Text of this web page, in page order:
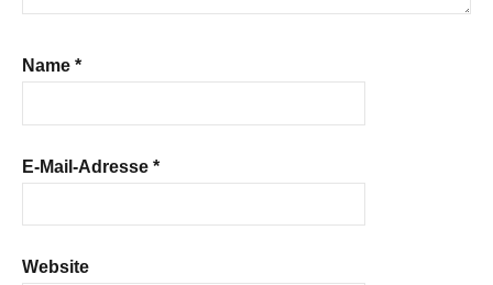
Name *
E-Mail-Adresse *
Website